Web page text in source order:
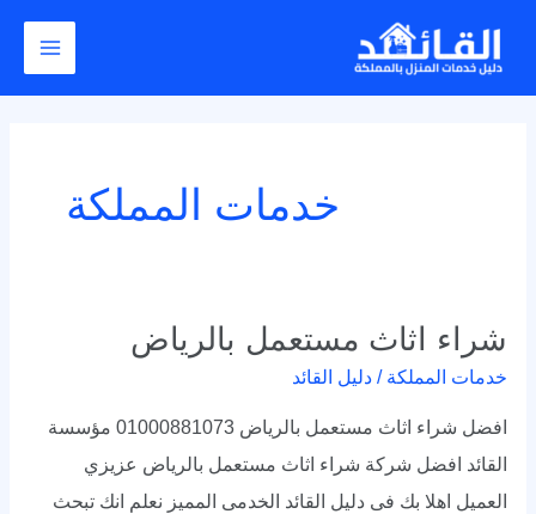
المحتوى
Main
خدمات المملكة
شراء اثاث مستعمل بالرياض
خدمات المملكة / دليل القائد
افضل شراء اثاث مستعمل بالرياض 01000881073 مؤسسة
القائد افضل شركة شراء اثاث مستعمل بالرياض عزيزي
العميل اهلا بك فى دليل القائد الخدمى المميز نعلم انك تبحث
شراء
اثاث
pagination